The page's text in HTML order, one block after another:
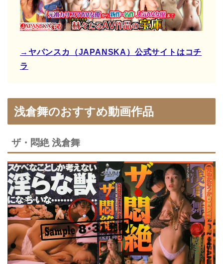
→ヤパンスカ（JAPANSKA）公式サイトはコチ
ラ
浅倉舞のおすすめ動画作品
ザ・悶絶 浅倉舞